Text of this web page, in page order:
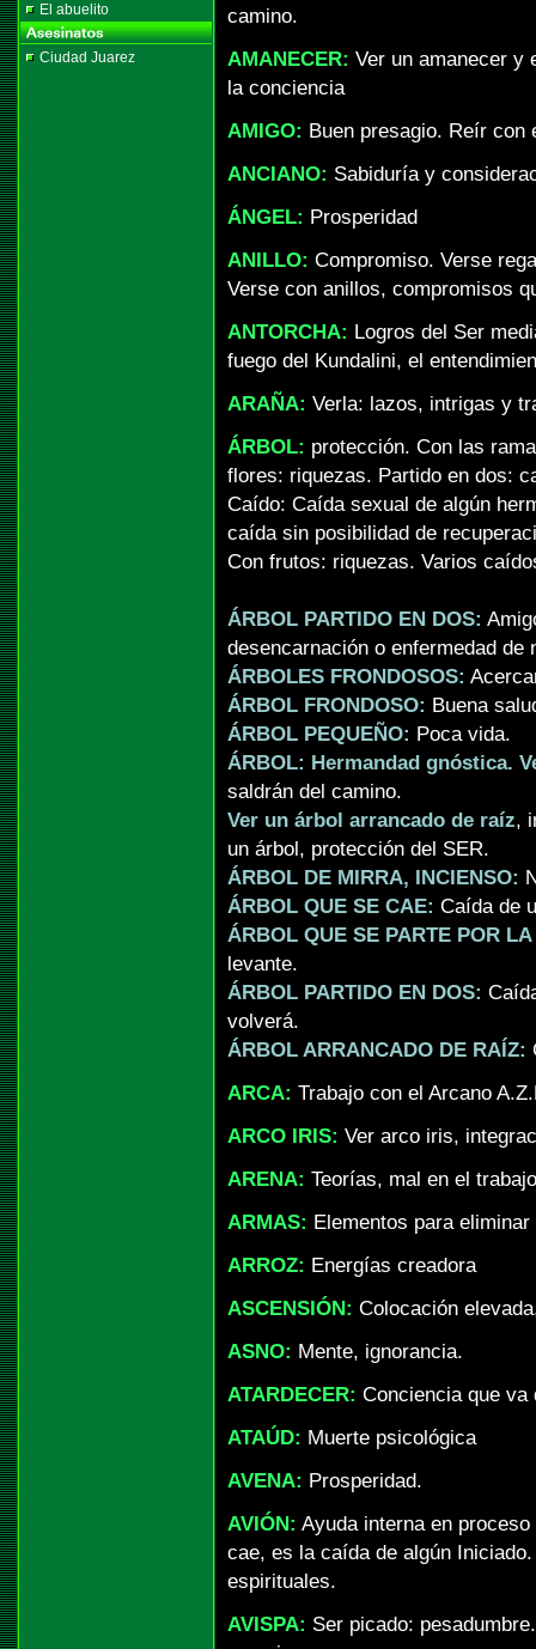
El abuelito
Ciudad Juarez
camino.
AMANECER: Ver un amanecer y
la conciencia
AMIGO: Buen presagio. Reír con
ANCIANO: Sabiduría y
ÁNGEL: Prosperidad
ANILLO: Compromiso. Verse
Verse con anillos, compromisos
ANTORCHA: Logros del Ser
fuego del Kundalini, el
ARAÑA: Verla: lazos, intrigas y
ÁRBOL: protección. Con las
flores: riquezas. Partido en dos:
Caído: Caída sexual de algún
caída sin posibilidad de
Con frutos: riquezas. Varios
ÁRBOL PARTIDO EN DOS:
desencarnación o enfermedad de
ÁRBOLES FRONDOSOS:
ÁRBOL FRONDOSO: Buena
ÁRBOL PEQUEÑO: Poca vida.
ÁRBOL: Hermandad gnóstica.
saldrán del camino.
Ver un árbol arrancado de raíz,
un árbol, protección del SER.
ÁRBOL DE MIRRA, INCIENSO:
ÁRBOL QUE SE CAE: Caída de
ÁRBOL QUE SE PARTE POR
levante.
ÁRBOL PARTIDO EN DOS:
volverá.
ÁRBOL ARRANCADO DE RAÍZ:
ARCA: Trabajo con el Arcano
ARCO IRIS: Ver arco iris,
ARENA: Teorías, mal en el
ARMAS: Elementos para eliminar
ARROZ: Energías creadora
ASCENSIÓN: Colocación
ASNO: Mente, ignorancia.
ATARDECER: Conciencia que va
ATAÚD: Muerte psicológica
AVENA: Prosperidad.
AVIÓN: Ayuda interna en
cae, es la caída de algún
espirituales.
AVISPA: Ser picado: